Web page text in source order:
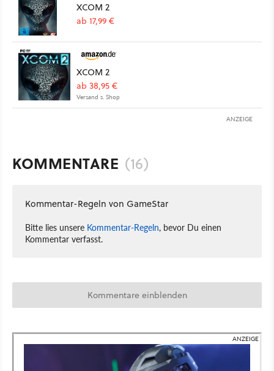
XCOM 2
ab 17,99 €
XCOM 2
ab 38,95 €
Versand s. Shop
ANZEIGE
KOMMENTARE (16)
Kommentar-Regeln von GameStar
Bitte lies unsere Kommentar-Regeln, bevor Du einen
Kommentar verfasst.
Kommentare einblenden